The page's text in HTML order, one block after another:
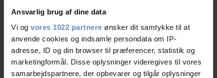
Ansvarlig brug af dine data
Vi og vores 1022 partnere ønsker dit samtykke til at
anvende cookies og indsamle persondata om IP-
adresse, ID og din browser til præferencer, statistik og
marketingformål. Disse oplysninger videregives til vores
samarbejdspartnere, der opbevarer og tilgår oplysninger